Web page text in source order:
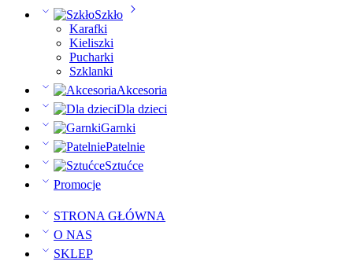
Szkło
Karafki
Kieliszki
Pucharki
Szklanki
Akcesoria
Dla dzieci
Garnki
Patelnie
Sztućce
Promocje
STRONA GŁÓWNA
O NAS
SKLEP